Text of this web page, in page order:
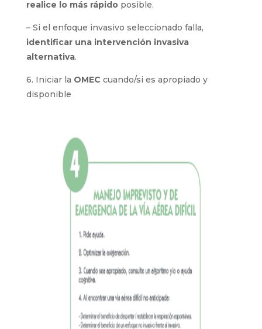
realice lo más rápidoposible.
– Si el enfoque invasivo seleccionado falla,
identificar una intervención invasiva
alternativa.
6. Iniciar la OMEC cuando/si es apropiado y
disponible